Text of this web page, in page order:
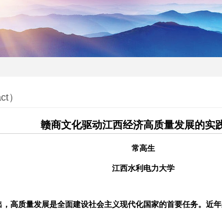
）
赣商文化驱动江西经济高质量发展的实
常高生
江西水利电力大学
高质量发展是全面建设社会主义现代化国家的首要任务。近